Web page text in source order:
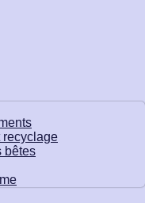
recyclage
bêtes